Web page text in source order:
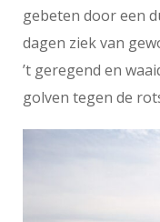
gebeten door een
dagen ziek van
’t geregend en
golven tegen de